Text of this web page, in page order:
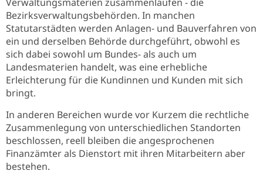
Bezirksverwaltungsbehörden. In manchen
Statutarstädten werden Anlagen- und Bauverfahren von
ein und derselben Behörde durchgeführt, obwohl es
sich dabei sowohl um Bundes- als auch um
Landesmaterien handelt, was eine erhebliche
Erleichterung für die Kundinnen und Kunden mit sich
bringt.
In anderen Bereichen wurde vor Kurzem die rechtliche
Zusammenlegung von unterschiedlichen Standorten
beschlossen, reell bleiben die angesprochenen
Finanzämter als Dienstort mit ihren Mitarbeitern aber
bestehen.